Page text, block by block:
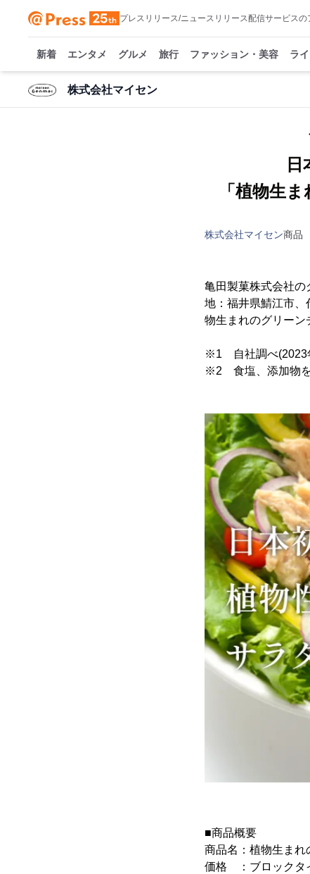
プレスリリース/ニュースリリース配信サービスの
新着 エンタメ グルメ 旅行 ファッション・美容 ラ
株式会社マイセン
「植物生
株式会社マイセン商品
亀田製菓株式会社の
地：福井県鯖江市
物生まれのグリーン
※1 自社調べ(2023
※2 食塩、添加物を
■商品概要
商品名：植物生ま
価格 ：ブロック